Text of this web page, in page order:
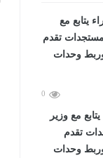
0
مع وزير
تقدم
وربط وحدات